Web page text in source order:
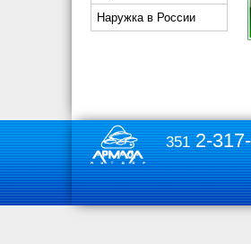
Наружка в России
3512-